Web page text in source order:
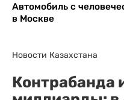
Автомобиль с
в Москве
Новости Казахстана
Контрабанда